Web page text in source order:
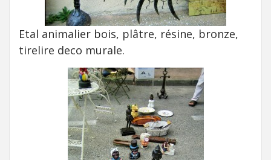
Etal animalier bois, plâtre, résine, bronze,
tirelire deco murale.